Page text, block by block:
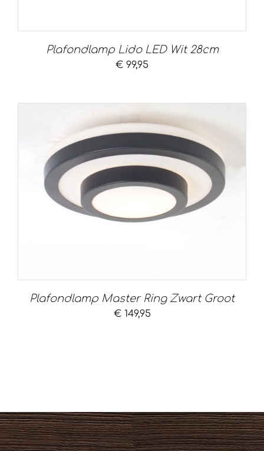
Plafondlamp Lido LED Wit 28cm
€ 99,95
Plafondlamp Master Ring Zwart Groot
€149,95